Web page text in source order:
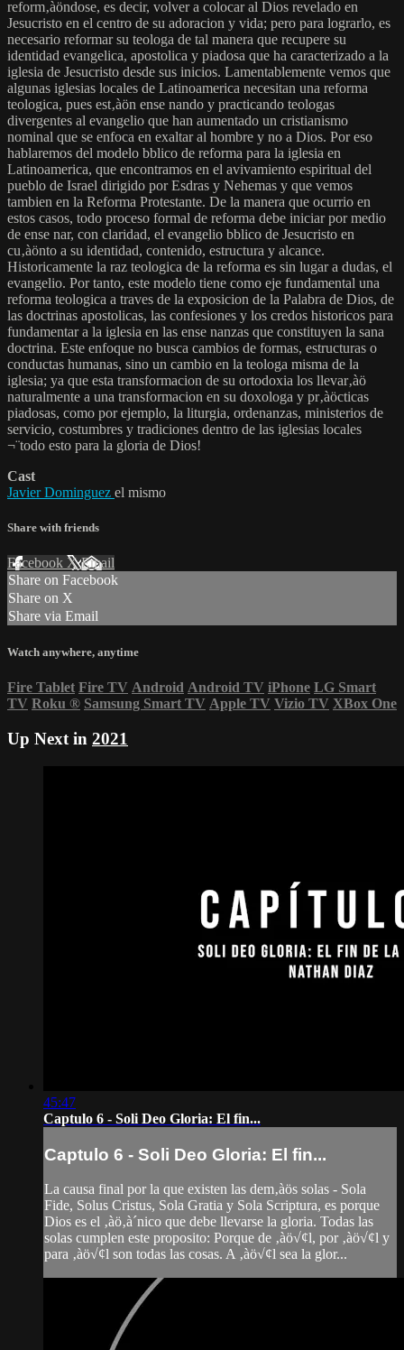
reform‚àöndose, es decir, volver a colocar al Dios revelado en
Jesucristo en el centro de su adoracion y vida; pero para lograrlo, es
necesario reformar su teologa de tal manera que recupere su
identidad evangelica, apostolica y piadosa que ha caracterizado a la
iglesia de Jesucristo desde sus inicios. Lamentablemente vemos que
algunas iglesias locales de Latinoamerica necesitan una reforma
teologica, pues est‚àön ense nando y practicando teologas
divergentes al evangelio que han aumentado un cristianismo
nominal que se enfoca en exaltar al hombre y no a Dios. Por eso
hablaremos del modelo bblico de reforma para la iglesia en
Latinoamerica, que encontramos en el avivamiento espiritual del
pueblo de Israel dirigido por Esdras y Nehemas y que vemos
tambien en la Reforma Protestante. De la manera que ocurrio en
estos casos, todo proceso formal de reforma debe iniciar por medio
de ense nar, con claridad, el evangelio bblico de Jesucristo en
cu‚àönto a su identidad, contenido, estructura y alcance.
Historicamente la raz teologica de la reforma es sin lugar a dudas, el
evangelio. Por tanto, este modelo tiene como eje fundamental una
reforma teologica a traves de la exposicion de la Palabra de Dios, de
las doctrinas apostolicas, las confesiones y los credos historicos para
fundamentar a la iglesia en las ense nanzas que constituyen la sana
doctrina. Este enfoque no busca cambios de formas, estructuras o
conductas humanas, sino un cambio en la teologa misma de la
iglesia; ya que esta transformacion de su ortodoxia los llevar‚àö
naturalmente a una transformacion en su doxologa y pr‚àöcticas
piadosas, como por ejemplo, la liturgia, ordenanzas, ministerios de
servicio, costumbres y tradiciones dentro de las iglesias locales
¬¨todo esto para la gloria de Dios!
Cast
Javier Dominguez el mismo
Share with friends
Facebook XEmail
Share on Facebook
Share on X
Share via Email
Watch anywhere, anytime
Fire Tablet Fire TV Android Android TV iPhone LG Smart
TV Roku ® Samsung Smart TV Apple TV Vizio TV XBox One
Up Next in 2021
45:47
Captulo 6 - Soli Deo Gloria: El fin...
Captulo 6 - Soli Deo Gloria: El fin...
La causa final por la que existen las dem‚àös solas - Sola
Fide, Solus Cristus, Sola Gratia y Sola Scriptura, es porque
Dios es el ‚àö‚à´nico que debe llevarse la gloria. Todas las
solas cumplen este proposito: Porque de ‚àö√¢l, por ‚àö√¢l y
para ‚àö√¢l son todas las cosas. A ‚àö√¢l sea la glor...